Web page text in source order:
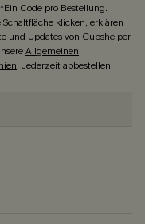
Code pro Bestellung.
klicken, erklären
und Updates von Cupshe per
Allgemeinen
. Jederzeit abbestellen.